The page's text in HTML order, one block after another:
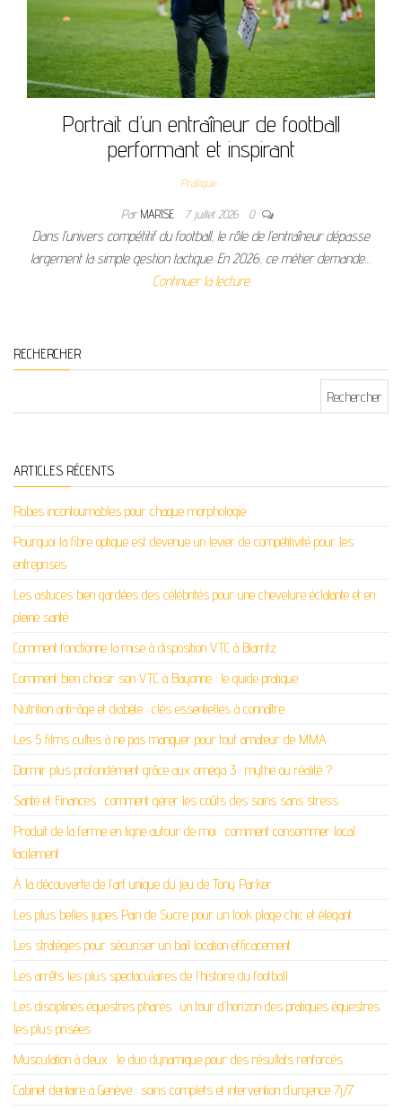
Portrait d’un entraîneur de football
performant et inspirant
Pratique
ParMARISE 7 juillet 2026 0
Dans l’univers compétitif du football, le rôle de l’entraîneur dépasse
largement la simple gestion tactique. En 2026, ce métier demande…
Continuer la lecture
RECHERCHER
ARTICLES RÉCENTS
Robes incontournables pour chaque morphologie
Pourquoi la fibre optique est devenue un levier de compétitivité pour les
entreprises
Les astuces bien gardées des célébrités pour une chevelure éclatante et en
pleine santé
Comment fonctionne la mise à disposition VTC à Biarritz
Comment bien choisir son VTC à Bayonne : le guide pratique
Nutrition anti-âge et diabète : clés essentielles à connaître
Les 5 films cultes à ne pas manquer pour tout amateur de MMA
Dormir plus profondément grâce aux oméga 3 : mythe ou réalité ?
Santé et Finances : comment gérer les coûts des soins sans stress
Produit de la ferme en ligne autour de moi : comment consommer local
facilement
À la découverte de l’art unique du jeu de Tony Parker
Les plus belles jupes Pain de Sucre pour un look plage chic et élégant
Les stratégies pour sécuriser un bail location efficacement
Les arrêts les plus spectaculaires de l’histoire du football
Les disciplines équestres phares : un tour d’horizon des pratiques équestres
les plus prisées
Musculation à deux : le duo dynamique pour des résultats renforcés
Cabinet dentaire à Genève : soins complets et intervention d’urgence 7j/7